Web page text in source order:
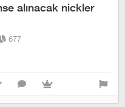
alınacak nickler
677